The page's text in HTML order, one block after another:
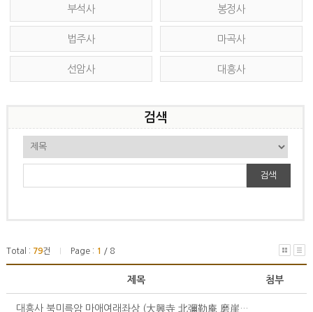
부석사 봉정사
법주사 마곡사
선암사 대흥사
검색
검색
Total : 79건 Page : 1 / 8
제목 첨부
대흥사 북미륵암 마애여래좌상 (大興寺 北彌勒庵 磨崖如來坐像)